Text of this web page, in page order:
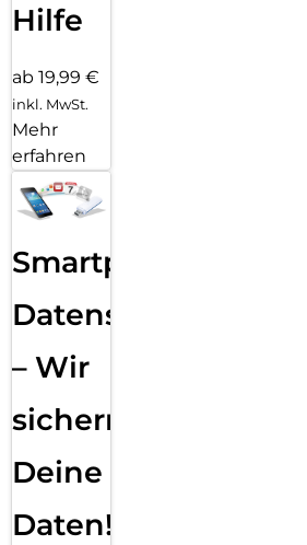
Hilfe
ab 19,99 €
inkl. MwSt.
Mehr
erfahren
Smartphone
Datensicherung
– Wir
sichern
Deine
Daten!